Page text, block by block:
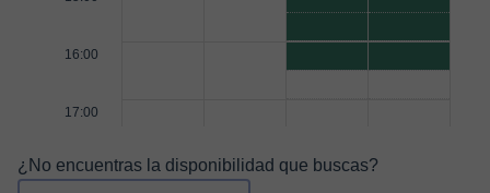
16:00
17:00
¿No encuentras la disponibilidad que buscas?